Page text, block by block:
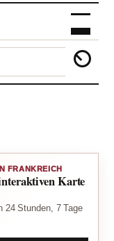
FRANKREICH
Karte
24 Stunden, 7 Tage